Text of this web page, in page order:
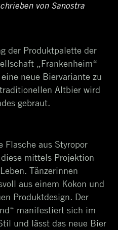
von Sanostra
der Produktpalette der
„Frankenheim“
neue Biervariante zu
Altbier wird
gebraut.
Flasche aus Styropor
mittels Projektion
Tänzerinnen
aus einem Kokon und
Produktdesign. Der
manifestiert sich im
und lässt das neue Bier